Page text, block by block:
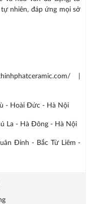
nhiên, đáp ứng mọi sở
|
- Hoài Đức - Hà Nội
La - Hà Đông - Hà Nội
Đỉnh - Bắc Từ Liêm -